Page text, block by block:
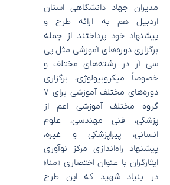
مدیران جهاد دانشگاهی استان
اردبیل هم به ارائه طرح و
پیشنهاد خود پرداختند از جمله
برگزاری دوره‌های آموزشی مثل پی
سی آر در رشته‌های مختلف و
خصوصاً میکروبیولوژی، برگزاری
دوره‌های مختلف آموزشی برای ۷
گروه مختلف آموزشی اعم از
پزشکی، فنی مهندسی، علوم
انسانی، پیراپزشکی و غیره،
پیشنهاد راه‌اندازی مرکز نوآوری
ایثارگران با عنوان اختصاری «منا»
در بنیاد شهید که این طرح